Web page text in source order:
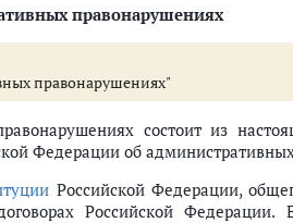
(ст. 22.1 - 23.94)
(ст. 23.1 - 23.98)
- 25.15)
правонарушениях
правонарушениях"
состоит из
Федерации об
Российской Федерации,
Российской Федерации.